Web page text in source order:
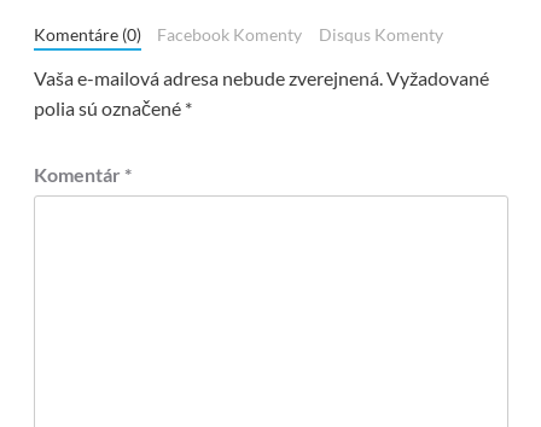
Komentáre (0) Facebook Komenty Disqus Komenty
Vaša e-mailová adresa nebude zverejnená. Vyžadované
polia sú označené *
Komentár *